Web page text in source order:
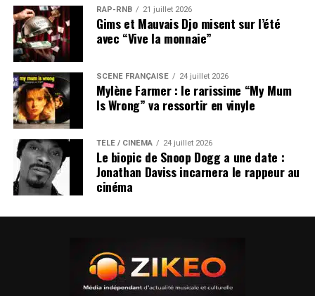
RAP-RNB 21 juillet 2026
Gims et Mauvais Djo misent sur l’été
avec “Vive la monnaie”
SCÈNE FRANÇAISE 24 juillet 2026
Mylène Farmer : le rarissime “My Mum
Is Wrong” va ressortir en vinyle
TÉLÉ / CINÉMA 24 juillet 2026
Le biopic de Snoop Dogg a une date :
Jonathan Daviss incarnera le rappeur au
cinéma